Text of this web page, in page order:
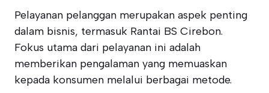
Pelayanan pelanggan merupakan aspek penting
dalam bisnis, termasuk Rantai BS Cirebon.
Fokus utama dari pelayanan ini adalah
memberikan pengalaman yang memuaskan
kepada konsumen melalui berbagai metode.